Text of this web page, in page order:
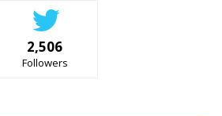
2,506
Followers